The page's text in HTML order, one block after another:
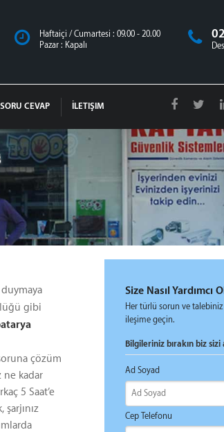
Haftaiçi / Cumartesi : 09.00 - 20.00
Pazar : Kapalı
SORU CEVAP İLETIŞIM
gibi
çözüm
ne kadar
5 Saat’e
Size Nasıl Yardımcı
Her türlü sorun ve
ileşime geçin.
Bilgileriniz bırakın biz sizi
Ad Soyad
Cep Telefonu